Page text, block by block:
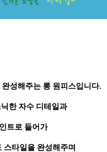
성해주는 롱 원피스입니다.
한 자수 디테일과
트로 들어가
스타일을 완성해주며